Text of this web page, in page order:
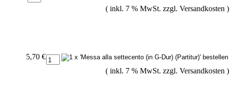
( inkl. 7 % MwSt. zzgl. Versandkosten )
5,70 €
( inkl. 7 % MwSt. zzgl. Versandkosten )